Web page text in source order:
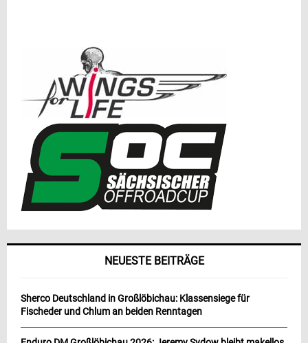
NEUESTE BEITRÄGE
Sherco Deutschland in Großlöbichau: Klassensiege für
Fischeder und Chlum an beiden Renntagen